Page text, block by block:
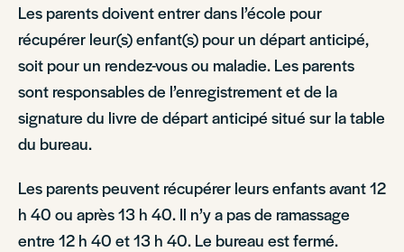
Les parents doivent entrer dans l’école pour
récupérer leur(s) enfant(s) pour un départ anticipé,
soit pour un rendez-vous ou maladie. Les parents
sont responsables de l’enregistrement et de la
signature du livre de départ anticipé situé sur la table
du bureau.
Les parents peuvent récupérer leurs enfants avant 12
h 40 ou après 13 h 40. Il n’y a pas de ramassage
entre 12 h 40 et 13 h 40. Le bureau est fermé.